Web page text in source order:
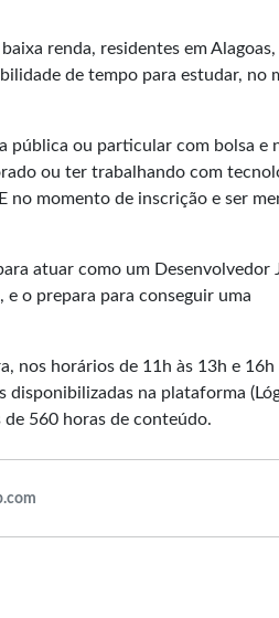
renda, residentes em Alagoas,
de tempo para estudar, no
pública ou particular com bolsa e
ou ter trabalhando com
no momento de inscrição e ser
atuar como um Desenvolvedor
o prepara para conseguir uma
nos horários de 11h às 13h e 16h
na plataforma
560 horas de conteúdo.